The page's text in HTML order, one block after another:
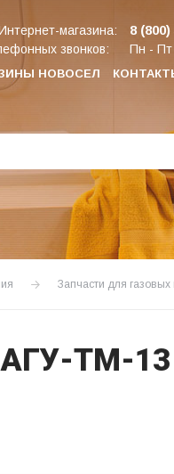
НОВОСЕЛ
магазина: 8
звонков: Пн - Пт
Запчасти для газовых
ТМ-13